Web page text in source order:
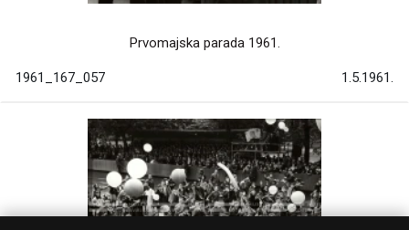
Prvomajska parada 1961.
1961_167_057 1.5.1961.